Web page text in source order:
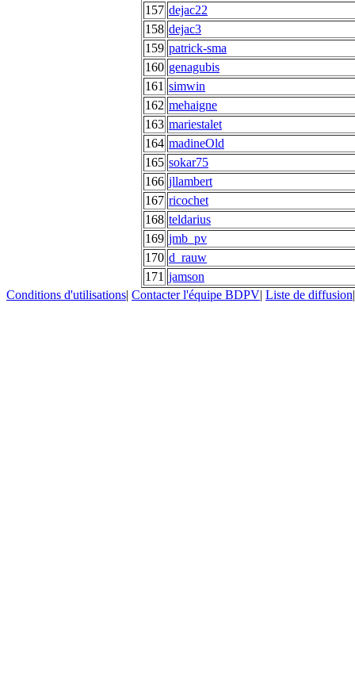
157 dejac22
158 dejac3
159 patrick-sma
160 genagubis
161 simwin
162 mehaigne
163 mariestalet
164 madineOld
165 sokar75
166 jllambert
167 ricochet
168 teldarius
169 jmb_pv
170 d_rauw
171 jamson
Conditions d'utilisations| Contacter l'équipe BDPV| Liste de diffusion